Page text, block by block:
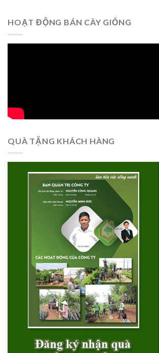
HOẠT ĐỘNG BÁN CÂY GIỐNG
QUÀ TẶNG KHÁCH HÀNG